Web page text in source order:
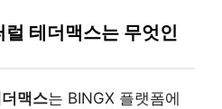
테더맥스는 무엇인
맥스는 BINGX 플랫폼에